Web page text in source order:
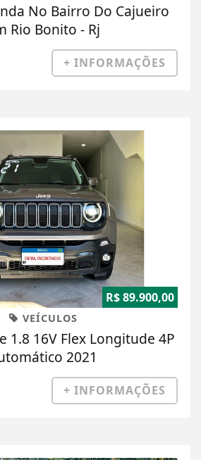
No Bairro Do Cajueiro
Rio Bonito - Rj
+ INFORMAÇÕES
R$ 89.900,00
VEÍCULOS
1.8 16V Flex Longitude 4P
2021
+ INFORMAÇÕES